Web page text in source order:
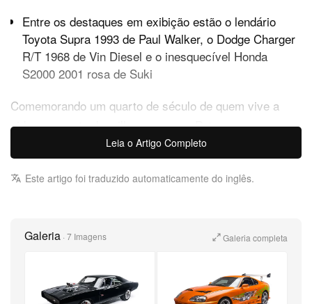
Entre os destaques em exibição estão o lendário
Toyota Supra 1993 de Paul Walker, o Dodge Charger
R/T 1968 de Vin Diesel e o inesquecível Honda
S2000 2001 rosa de Suki
Comemorando um quarto de século de quem vive a
vida um quarto de milha por vez, o Petersen
Automotive Museum, em Los Angeles, está
oficialmente se preparando para receber o tributo
definitivo àFast & Furiousfranquia.
dedicando dois de seus espaços mais nobres — a
Fast & FuriousLegacy: 25 Years of Automotive
Icons.” Ao traçar a evolução da saga cinematográfica
Leia o Artigo Completo
Este artigo foi traduzido automaticamente do inglês.
Galeria · 7 Imagens Galeria completa